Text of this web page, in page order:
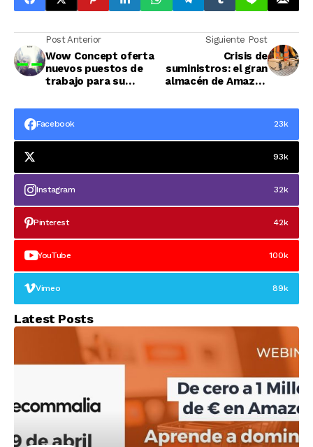
Post Anterior
Wow Concept oferta
nuevos puestos de
trabajo para su
Siguiente Post
Crisis de
suministros: el gran
almacén de Amazon
2023 y no este
Facebook 23k
93k
Instagram 32k
Pinterest 42k
YouTube 100k
Vimeo 89k
Latest Posts